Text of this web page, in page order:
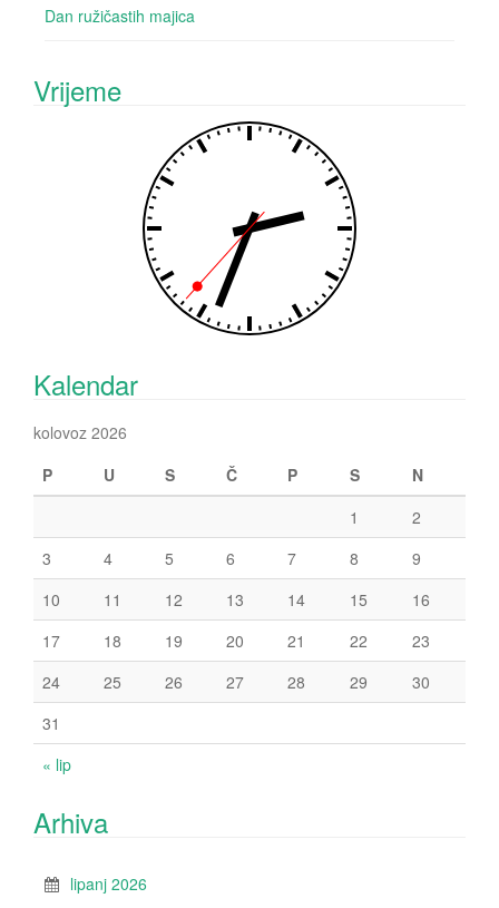
Dan ružičastih majica
Vrijeme
Kalendar
kolovoz 2026
P
U S Č P S N
« lip
1
2
3
4 5 6 7 8
9
10
11 12 13 14 15
16
17
18 19 20 21 22
23
24
25 26 27 28 29
30
31
Arhiva
lipanj 2026